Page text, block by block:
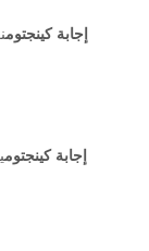
إجابة كينجتوم
إجابة كينجتوم